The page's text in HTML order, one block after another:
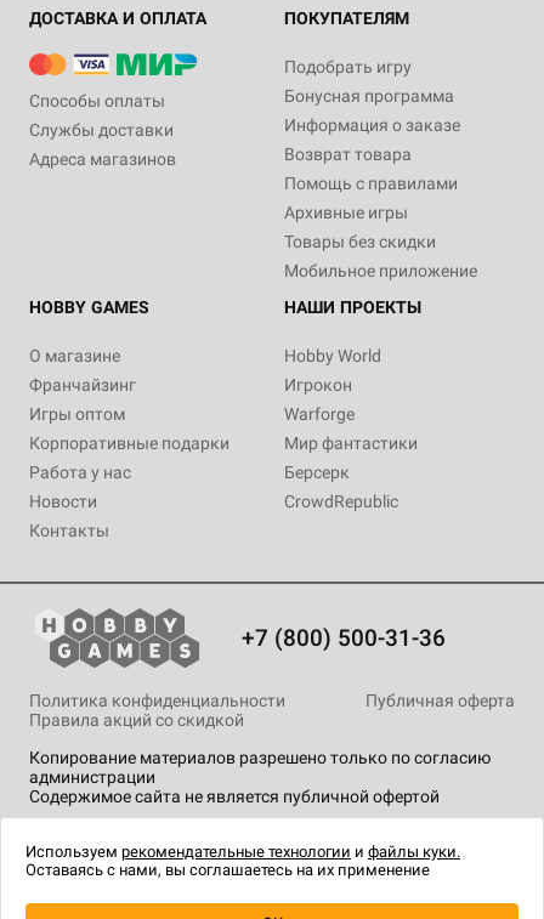
ДОСТАВКА И ОПЛАТА
Способы оплаты
Службы доставки
Адреса магазинов
ПОКУПАТЕЛЯМ
Подобрать игру
Бонусная программа
Информация о заказе
Возврат товара
Помощь с правилами
Архивные игры
Товары без скидки
Мобильное приложение
HOBBY GAMES
О магазине
Франчайзинг
Игры оптом
Корпоративные подарки
Работа у нас
Новости
Контакты
НАШИ ПРОЕКТЫ
Hobby World
Игрокон
Warforge
Мир фантастики
Берсерк
CrowdRepublic
+7 (800) 500-31-36
Копирование материалов разрешено только по согласию
администрации
Содержимое сайта не является публичной офертой
Политика конфиденциальности
Публичная оферта
Правила акций со скидкой
технологии .
Используем рекомендательные технологии и файлы куки.
Оставаясь с нами, вы соглашаетесь на их применение